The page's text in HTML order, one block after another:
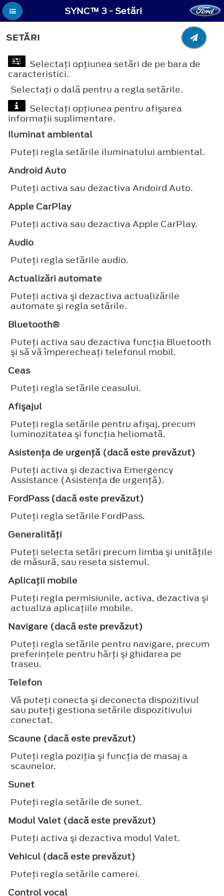
SYNC™ 3 - Setări
SETĂRI
Selectaţi opţiunea setări de pe bara de
caracteristici.
Selectaţi o dală pentru a regla setările.
Selectaţi opţiunea pentru afişarea
informaţii suplimentare.
Iluminat ambiental
Puteţi regla setările iluminatului ambiental.
Android Auto
Puteţi activa sau dezactiva Andoird Auto.
Apple CarPlay
Puteţi activa sau dezactiva Apple CarPlay.
Audio
Puteţi regla setările audio.
Actualizări automate
Puteţi activa şi dezactiva actualizările
automate şi regla setările.
Bluetooth®
Puteţi activa sau dezactiva funcţia Bluetooth
şi să vă împerecheaţi telefonul mobil.
Ceas
Puteţi regla setările ceasului.
Afişajul
Puteţi regla setările pentru afişaj, precum
luminozitatea şi funcţia heliomată.
Asistenţa de urgenţă (dacă este prevăzut)
Puteţi activa şi dezactiva Emergency
Assistance (Asistenţa de urgenţă).
FordPass (dacă este prevăzut)
Puteţi regla setările FordPass.
Generalităţi
Puteţi selecta setări precum limba şi unităţile
de măsură, sau reseta sistemul.
Aplicaţii mobile
Puteţi regla permisiunile, activa, dezactiva şi
actualiza aplicaţiile mobile.
Navigare (dacă este prevăzut)
Puteţi regla setările pentru navigare, precum
preferinţele pentru hărţi şi ghidarea pe
traseu.
Telefon
Vă puteţi conecta şi deconecta dispozitivul
sau puteţi gestiona setările dispozitivului
conectat.
Scaune (dacă este prevăzut)
Puteţi regla poziţia şi funcţia de masaj a
scaunelor.
Sunet
Puteţi regla setările de sunet.
Modul Valet (dacă este prevăzut)
Puteţi activa şi dezactiva modul Valet.
Vehicul (dacă este prevăzut)
Puteţi regla setările camerei.
Control vocal